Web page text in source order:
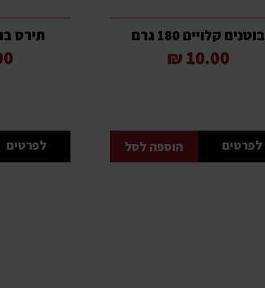
בוטנים קלויים 180 גרם
10.00 ₪
לפרטים הוספה לסל
תירס
₪
לפרטים